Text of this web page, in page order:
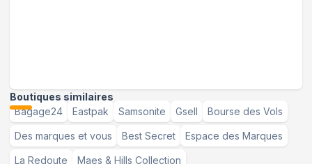
Boutiques similaires
Bagage24
Eastpak Samsonite Gsell Bourse des Vols
Des marques et vous Best Secret Espace des Marques
La Redoute Maes & Hills Collection